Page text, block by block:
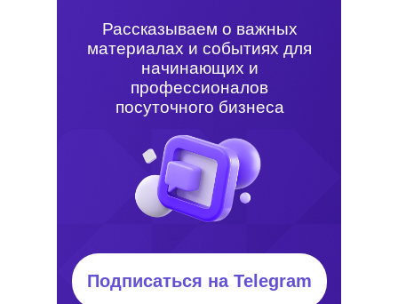
Рассказываем о важных
материалах и событиях для
начинающих и
профессионалов
посуточного бизнеса
Подписаться на Telegram